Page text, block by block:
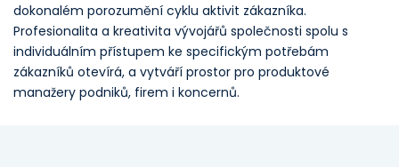
dokonalém porozumění cyklu aktivit zákazníka.
Profesionalita a kreativita vývojářů společnosti spolu s
individuálním přístupem ke specifickým potřebám
zákazníků otevírá, a vytváří prostor pro produktové
manažery podniků, firem i koncernů.